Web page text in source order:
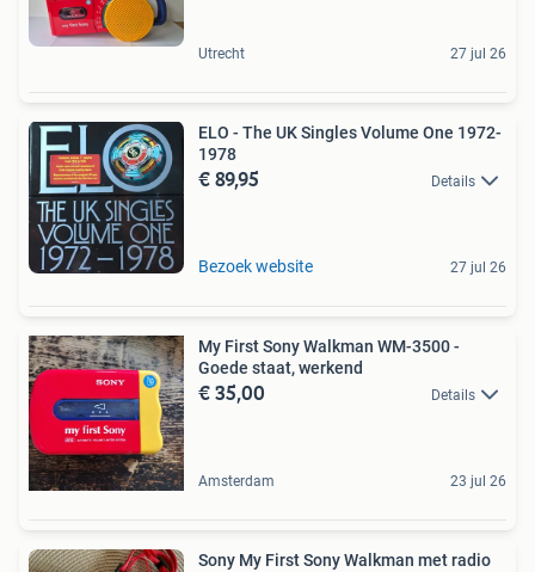
Utrecht 27 jul 26
ELO - The UK Singles Volume One 1972-
1978
€ 89,95 Details
Bezoek website 27 jul 26
My First Sony Walkman WM-3500 -
Goede staat, werkend
€ 35,00 Details
Amsterdam 23 jul 26
Sony My First Sony Walkman met radio